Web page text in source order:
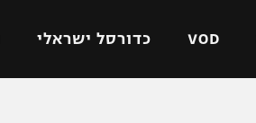
VOD כדורסל ישראלי